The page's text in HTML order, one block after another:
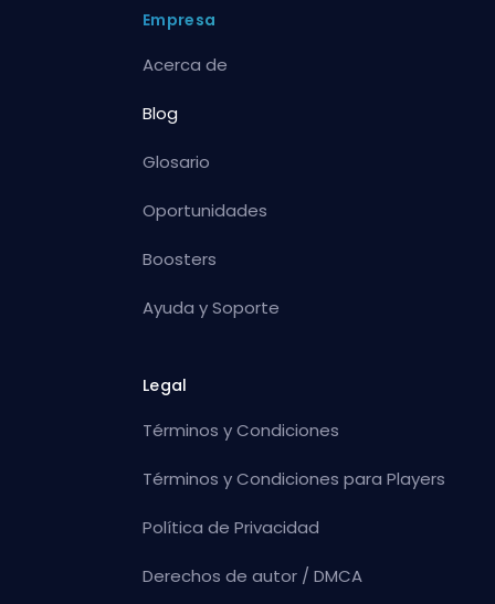
Empresa
Acerca de
Blog
Glosario
Oportunidades
Boosters
Ayuda y Soporte
Legal
Términos y Condiciones
Términos y Condiciones para Players
Política de Privacidad
Derechos de autor / DMCA